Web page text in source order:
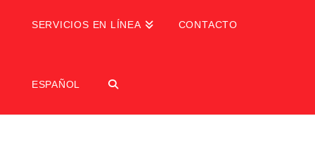
SERVICIOS EN LÍNEA CONTACTO
ESPAÑOL